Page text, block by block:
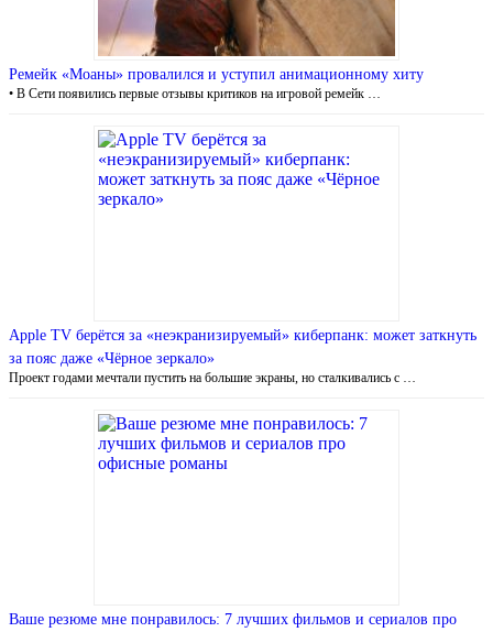
Ремейк «Моаны» провалился и уступил анимационному хиту
• В Сети появились первые отзывы критиков на игровой ремейк …
Apple TV берётся за «неэкранизируемый» киберпанк: может заткнуть
за пояс даже «Чёрное зеркало»
Проект годами мечтали пустить на большие экраны, но сталкивались с …
Ваше резюме мне понравилось: 7 лучших фильмов и сериалов про